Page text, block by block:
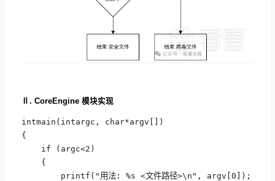
Ⅱ. CoreEngine 模块实现
intmain(intargc, char*argv[])
{
if (argc<2)
{
printf("用法: %s <文件路径>\n", argv[0]);